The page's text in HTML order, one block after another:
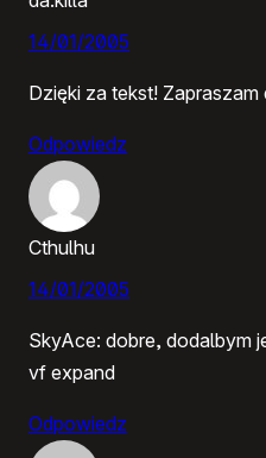
14/01/2005
Dzięki za tekst!
Odpowiedz
Cthulhu
14/01/2005
SkyAce: dobre, dodalbym
vf expand
Odpowiedz